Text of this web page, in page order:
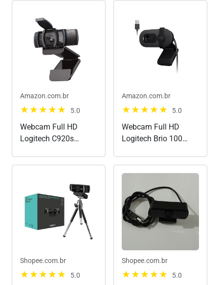
Amazon.com.br
5.0
Webcam Full HD
Logitech C920s
Zoom/Teams/Meet
ou até Criação de
conteúdo - Preto
Amazon.com.br
5.0
Webcam Full HD
Logitech Brio 100
Privacidade, Correção
Automática de
Luz,Câmera Web para
Monitor - Grafite
Shopee.com.br
5.0
Shopee.com.br
5.0